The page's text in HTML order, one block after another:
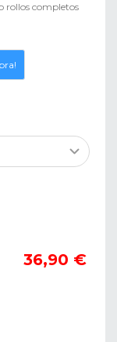
rollos completos
36,90 €